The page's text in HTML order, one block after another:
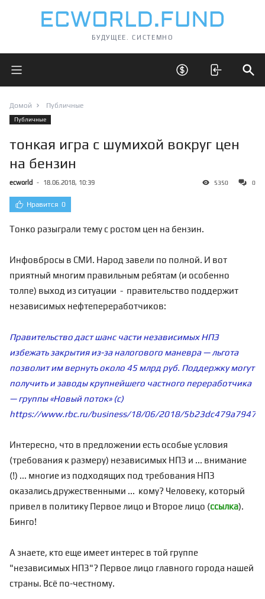
БУДУЩЕЕ. СИСТЕМНО
Открыть главное меню Открыть скрытые
Домой Публичные
Публичные
тонкая игра с шумихой вокруг цен
на бензин
ecworld - 18.06.2018, 10:39 5350 0
Нравится 0
Тонко разыграли тему с ростом цен на бензин.
Инфовбросы в СМИ. Народ завели по полной. И вот
приятный многим правильным ребятам (и особенно
толпе) выход из ситуации - правительство поддержит
независимых нефтепереработчиков:
Правительство даст шанс части независимых НПЗ
избежать закрытия из-за налогового маневра — льгота
позволит им вернуть около 45 млрд руб. Поддержку могут
получить и заводы крупнейшего частного переработчика
— группы «Новый поток» (с)
https://www.rbc.ru/business/18/06/2018/
Интересно, что в предложении есть особые условия
(требования к размеру) независимых НПЗ и ... внимание
(!) ... многие из подходящих под требования НПЗ
оказались дружественными ... кому? Человеку, который
привел в политику Первое лицо и Второе лицо (ссылка).
Бинго!
А знаете, кто еще имеет интерес в той группе
"независимых НПЗ"? Первое лицо главного города нашей
страны. Всё по-честному.